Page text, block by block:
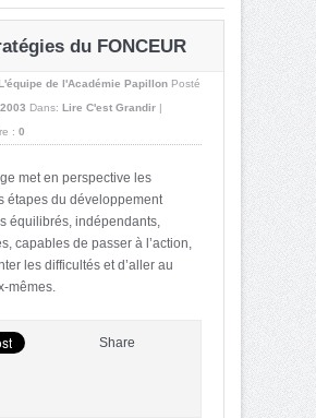
du FONCEUR
de l'Académie Papillon Posté
Dans: Lire C'est Grandir |
: 0
met en perspective les
étapes du développement
équilibrés, indépendants,
capables de passer à l’action,
les difficultés et d’aller au
mêmes.
Share